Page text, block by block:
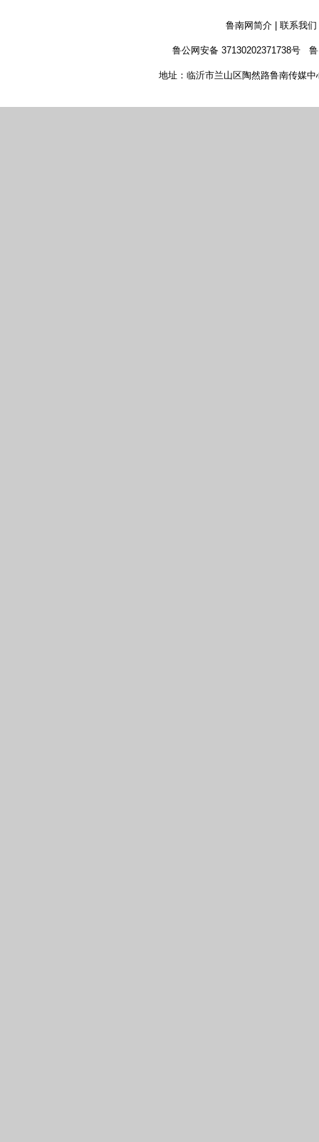
鲁南网简介| 联系我们
鲁公网安备 37130202371738号
地址：临沂市兰山区陶然路鲁南传媒